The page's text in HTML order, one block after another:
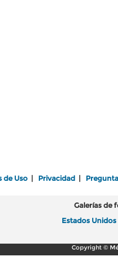
de Uso Privacidad
Galerías de
Estados Unidos
Copyright ©